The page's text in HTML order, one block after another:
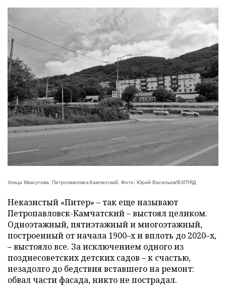
Улица Максутова, Петропавловск-Камчатский. Фото: Юрий Васильев/ВЗГЛЯД
Неказистый «Питер» – так еще называют
Петропавловск-Камчатский – выстоял целиком.
Одноэтажный, пятиэтажный и многоэтажный,
построенный от начала 1900–х и вплоть до 2020–х,
– выстояло все. За исключением одного из
позднесоветских детских садов – к счастью,
незадолго до бедствия вставшего на ремонт:
обвал части фасада, никто не пострадал.